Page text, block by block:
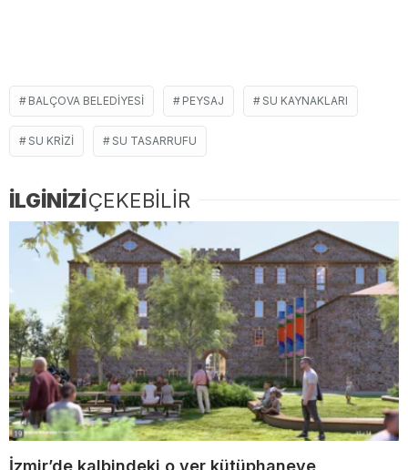
BALÇOVA BELEDIYESI PEYSAJ SU KAYNAKLARI
SU KRIZI SU TASARRUFU
İLGİNİZİÇEKEBİLİR
İzmir’de kalbindeki o yer kütüphaneye